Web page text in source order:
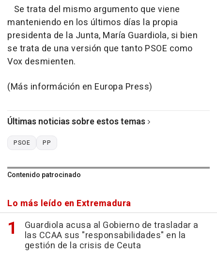
Se trata del mismo argumento que viene
manteniendo en los últimos días la propia
presidenta de la Junta, María Guardiola, si bien
se trata de una versión que tanto PSOE como
Vox desmienten.
(Más információn en Europa Press)
Últimas noticias sobre estos temas
PSOE PP
Contenido patrocinado
Lo más leído en Extremadura
Guardiola acusa al Gobierno de trasladar a
las CCAA sus "responsabilidades" en la
gestión de la crisis de Ceuta